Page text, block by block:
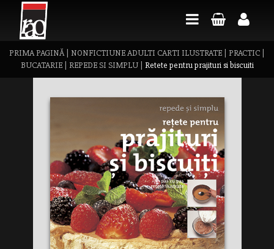
PRIMA PAGINĂ| NONFICTIUNE ADULTI CARTI ILUSTRATE PRACTIC
BUCATARIE| REPEDE SI SIMPLU| Retete pentru prajituri si biscuiti